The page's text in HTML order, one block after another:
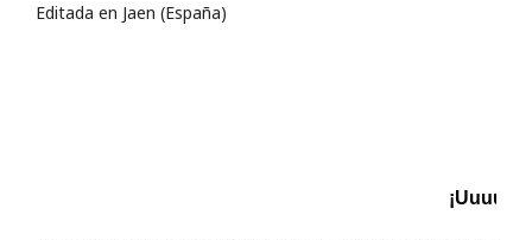
Editada en Jaen (España)